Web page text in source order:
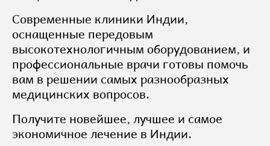
Современные клиники Индии,
оснащенные передовым
высокотехнологичным оборудованием, и
профессиональные врачи готовы помочь
вам в решении самых разнообразных
медицинских вопросов.
Получите новейшее, лучшее и самое
экономичное лечение в Индии.